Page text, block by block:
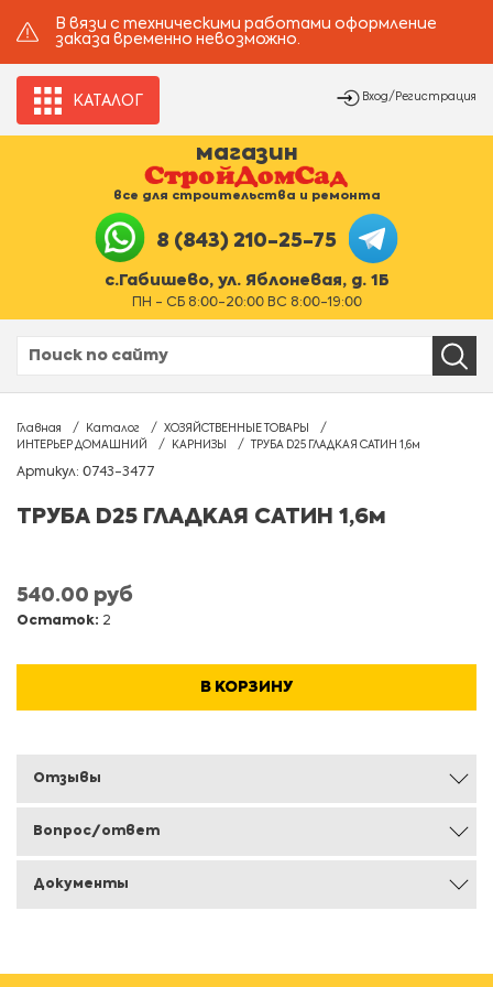
В вязи с техническими работами оформление
заказа временно невозможно.
КАТАЛОГ Вход/Регистрация
магазин
все для строительства и ремонта
8 (843) 210-25-75
с.Габишево, ул. Яблоневая, д. 1Б
ПН - СБ 8:00-20:00 ВС 8:00-19:00
Главная Каталог
ХОЗЯЙСТВЕННЫЕ ТОВАРЫ
ИНТЕРЬЕР ДОМАШНИЙ
КАРНИЗЫ ТРУБА D25 ГЛАДКАЯ САТИН 1,6м
Артикул: 0743-3477
ТРУБА D25 ГЛАДКАЯ САТИН 1,6м
540.00 руб
Остаток: 2
В КОРЗИНУ
Отзывы
Вопрос/ответ
Документы